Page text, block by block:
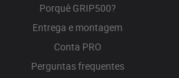
Porquê GRIP500?
Entrega e montagem
Conta PRO
Perguntas frequentes